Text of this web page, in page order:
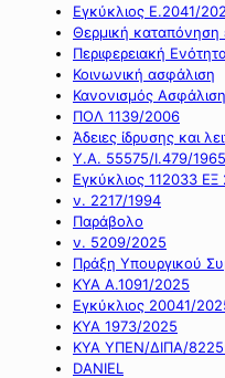
Εγκύκλιος Ε.2041/
Θερμική
Περιφερειακή
Κοινωνική ασφάλιση
Κανονισμός
ΠΟΛ 1139/2006
Άδειες ίδρυσης και
Υ.Α. 55575/Ι.479/1965
Εγκύκλιος 112033
ν. 2217/1994
Παράβολο
ν. 5209/2025
Πράξη Υπουργικού
ΚΥΑ Α.1091/2025
Εγκύκλιος 20041/
ΚΥΑ 1973/2025
ΚΥΑ ΥΠΕΝ/ΔΙΠΑ/
DANIEL